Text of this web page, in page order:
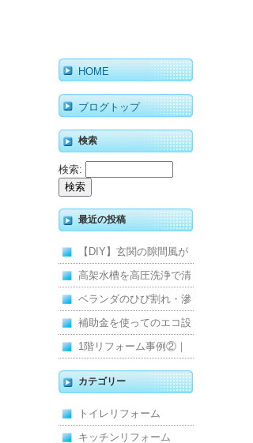
HOME
ブログトップ
検索
検索:
最近の投稿
【DIY】玄関の隙間風が
寒くて断熱ドアに交換し
ました
高架水槽を高圧洗浄で清
掃！衛生的な給水環境を
維持｜施工事例
ベランダのひび割れ・滲
みを解消！賃貸マンショ
ン防水工事
補助金を使ってのエコ設
備住宅リフォーム
1階リフォーム事例②｜
キッチン・床・収納を一
新し、扉新設で動線を整
えた全面改修
カテゴリー
トイレリフォーム
キッチンリフォーム